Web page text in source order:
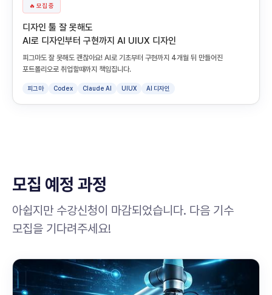
🔥 모집 중
디자인 툴 잘 못해도
AI로 디자인부터 구현까지 AI UIUX 디자인
피그마도 잘 못해도 괜찮아요! AI로 기초부터 구현까지 4개월 뒤 만들어진
포트폴리오로 취업할때까지 책임집니다.
피그마 Codex Claude AI UIUX AI 디자인
모집 예정 과정
아쉽지만 수강신청이 마감되었습니다. 다음 기수
모집을 기다려주세요!